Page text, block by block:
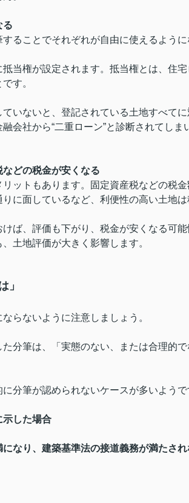
る
ることでそれぞれが自由に使えるように
当権が設定されます。抵当権とは、住
す。
いないと、登記されている土地すべて
会社から“二重ローン”と診断されてし
などの税金が安くなる
ットもあります。固定資産税などの税
に面しているなど、利便性の高い土地は
ば、評価も下がり、税金が安くなる可
土地評価が大きく影響します。
」
らないように注意しましょう。
分筆は、「実態のない、または合理的
分筆が認められないケースが多いようで
示した場合
になり、建築基準法の接道義務が満たさ